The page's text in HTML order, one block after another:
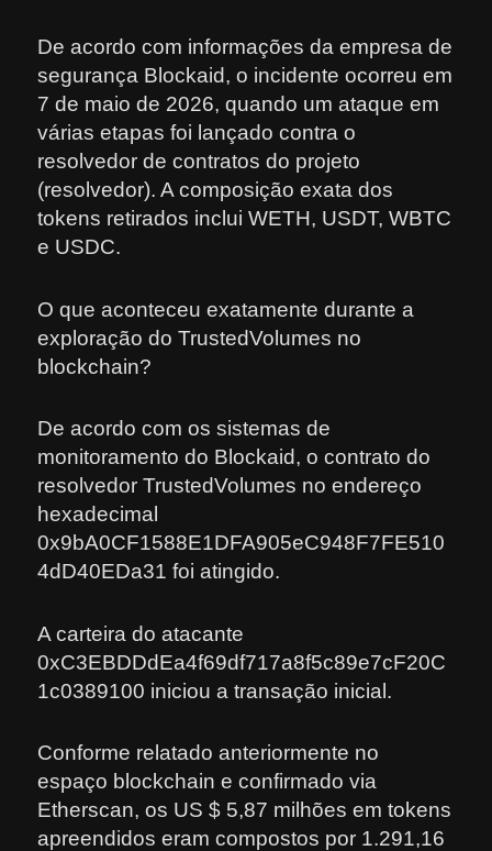
De acordo com informações da empresa de
segurança Blockaid, o incidente ocorreu em
7 de maio de 2026, quando um ataque em
várias etapas foi lançado contra o
resolvedor de contratos do projeto
(resolvedor). A composição exata dos
tokens retirados inclui WETH, USDT, WBTC
e USDC.
O que aconteceu exatamente durante a
exploração do TrustedVolumes no
blockchain?
De acordo com os sistemas de
monitoramento do Blockaid, o contrato do
resolvedor TrustedVolumes no endereço
hexadecimal
0x9bA0CF1588E1DFA905eC948F7FE510
4dD40EDa31 foi atingido.
A carteira do atacante
0xC3EBDDdEa4f69df717a8f5c89e7cF20C
1c0389100 iniciou a transação inicial.
Conforme relatado anteriormente no
espaço blockchain e confirmado via
Etherscan, os US $ 5,87 milhões em tokens
apreendidos eram compostos por 1.291,16